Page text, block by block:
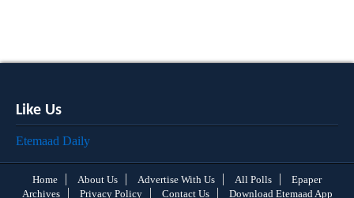
Like Us
Etemaad Daily
Home About Us Advertise With Us All Polls
Epaper
Archives
Privacy Policy Contact Us Download Etemaad App